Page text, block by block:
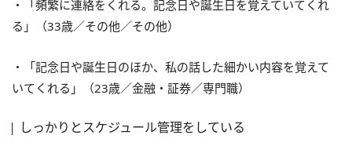
・「頻繁に連絡をくれる。記念日や誕生日を覚えていてくれ
る」（33歳／その他／その他）
・「記念日や誕生日のほか、私の話した細かい内容を覚えて
いてくれる」（23歳／金融・証券／専門職）
しっかりとスケジュール管理をしている